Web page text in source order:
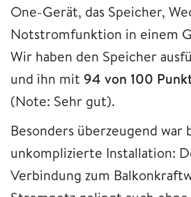
One-Gerät, das Speicher,
Notstromfunktion in einem
Wir haben den Speicher
und ihn mit 94 von 100
(Note: Sehr gut).
Besonders überzeugend war
unkomplizierte Installation:
Verbindung zum